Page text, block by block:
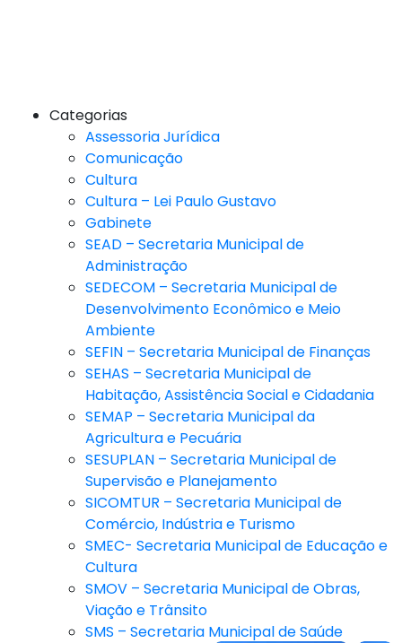
Categorias
Assessoria Jurídica
Comunicação
Cultura
Cultura – Lei Paulo Gustavo
Gabinete
SEAD – Secretaria Municipal de
Administração
SEDECOM – Secretaria Municipal de
Desenvolvimento Econômico e Meio
Ambiente
SEFIN – Secretaria Municipal de Finanças
SEHAS – Secretaria Municipal de
Habitação, Assistência Social e Cidadania
SEMAP – Secretaria Municipal da
Agricultura e Pecuária
SESUPLAN – Secretaria Municipal de
Supervisão e Planejamento
SICOMTUR – Secretaria Municipal de
Comércio, Indústria e Turismo
SMEC- Secretaria Municipal de Educação e
Cultura
SMOV – Secretaria Municipal de Obras,
Viação e Trânsito
SMS – Secretaria Municipal de Saúde